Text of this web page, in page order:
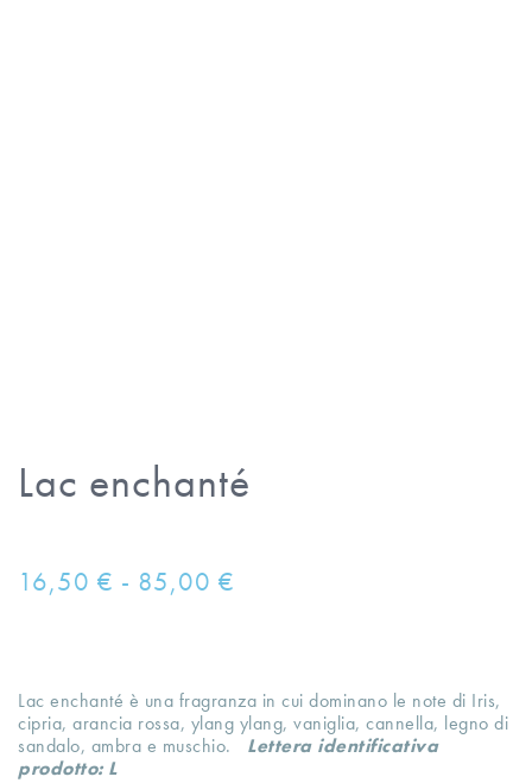
Lac enchanté
16,50 € - 85,00 €
Lac enchanté è una fragranza in cui dominano le note di Iris,
cipria, arancia rossa, ylang ylang, vaniglia, cannella, legno di
sandalo, ambra e muschio. Lettera identificativa
prodotto: L